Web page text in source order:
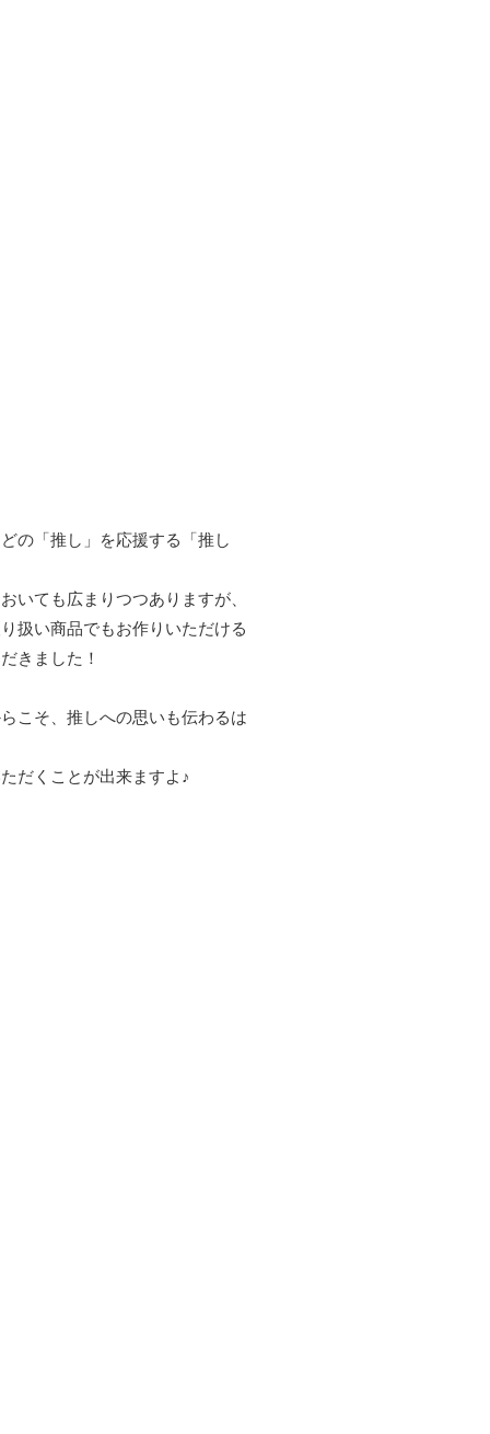
の「推し」を応援する「推し
いても広まりつつありますが、
扱い商品でもお作りいただける
きました！
こそ、推しへの思いも伝わるは
だくことが出来ますよ♪